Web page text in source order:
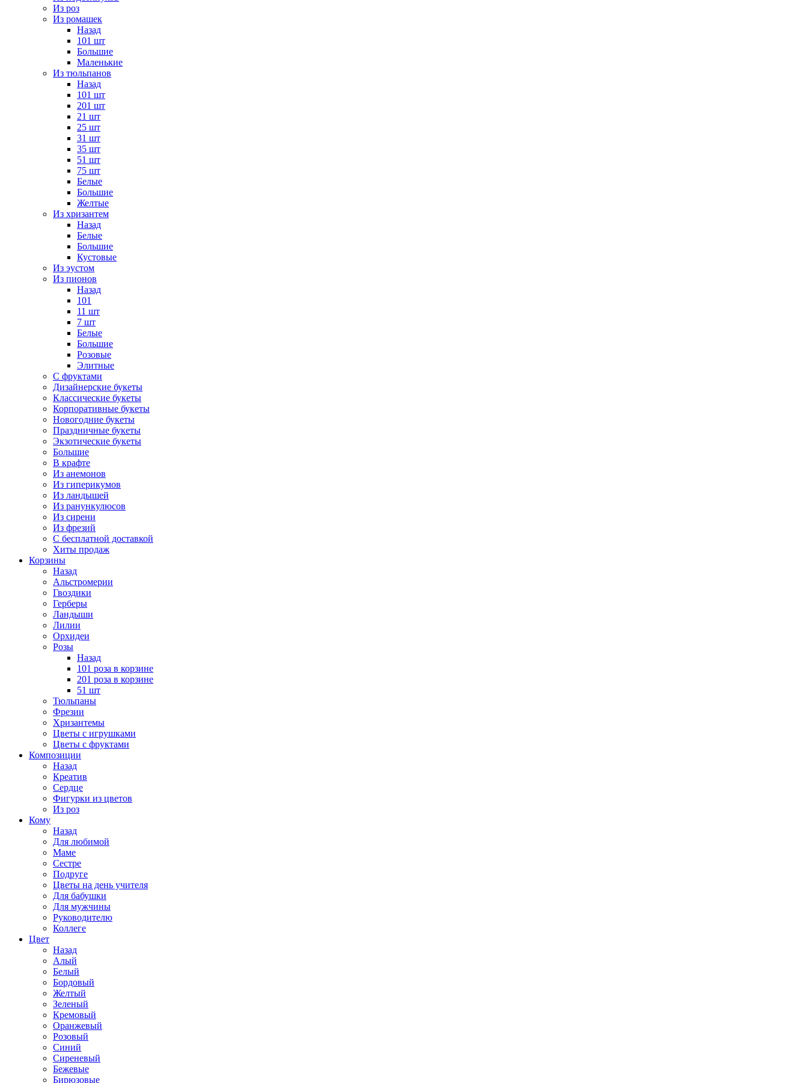
Из роз
Из ромашек
Назад
101 шт
Большие
Маленькие
Из тюльпанов
Назад
101 шт
201 шт
21 шт
25 шт
31 шт
35 шт
51 шт
75 шт
Белые
Большие
Желтые
Из хризантем
Назад
Белые
Большие
Кустовые
Из эустом
Из пионов
Назад
101
11 шт
7 шт
Белые
Большие
Розовые
Элитные
С фруктами
Дизайнерские букеты
Классические букеты
Корпоративные букеты
Новогодние букеты
Праздничные букеты
Экзотические букеты
Большие
В крафте
Из анемонов
Из гиперикумов
Из ландышей
Из ранункулюсов
Из сирени
Из фрезий
С бесплатной доставкой
Хиты продаж
Корзины
Назад
Альстромерии
Гвоздики
Герберы
Ландыши
Лилии
Орхидеи
Розы
Назад
101 роза в корзине
201 роза в корзине
51 шт
Тюльпаны
Фрезии
Хризантемы
Цветы с игрушками
Цветы с фруктами
Композиции
Назад
Креатив
Сердце
Фигурки из цветов
Из роз
Кому
Назад
Для любимой
Маме
Сестре
Подруге
Цветы на день учителя
Для бабушки
Для мужчины
Руководителю
Коллеге
Цвет
Назад
Алый
Белый
Бордовый
Желтый
Зеленый
Кремовый
Оранжевый
Розовый
Синий
Сиреневый
Бежевые
Бирюзовые